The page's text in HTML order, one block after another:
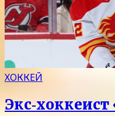
ХОККЕЙ
Экс‑хоккеист